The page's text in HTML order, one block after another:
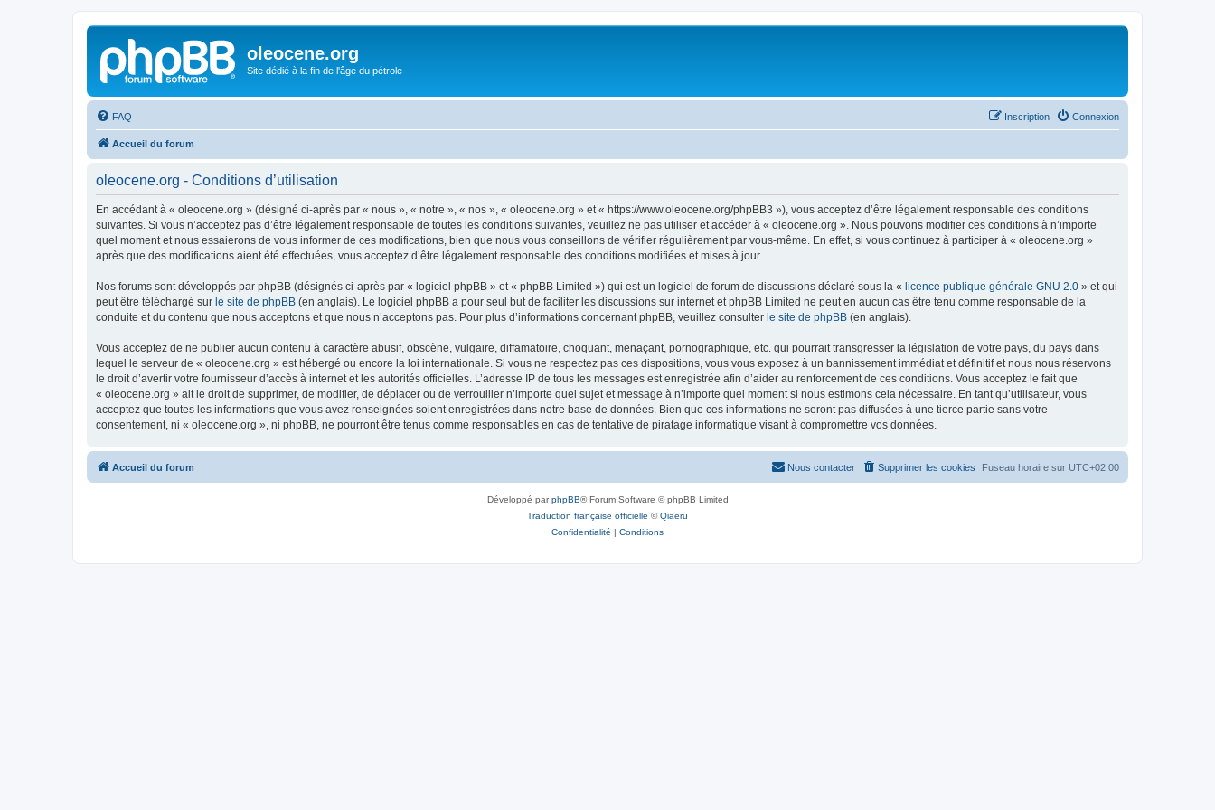
oleocene.org
Site dédié à la fin de l'âge du pétrole
FAQ Connexion
Inscription
Accueil du forum
oleocene.org - Conditions d’utilisation
En accédant à « oleocene.org » (désigné ci-après par « nous », « notre », « nos », « oleocene.org » et « https://www.oleocene.org/phpBB3 »), vous acceptez d’être légalement responsable des conditions
suivantes. Si vous n’acceptez pas d’être légalement responsable de toutes les conditions suivantes, veuillez ne pas utiliser et accéder à « oleocene.org ». Nous pouvons modifier ces conditions à n’importe
quel moment et nous essaierons de vous informer de ces modifications, bien que nous vous conseillons de vérifier régulièrement par vous-même. En effet, si vous continuez à participer à « oleocene.org »
après que des modifications aient été effectuées, vous acceptez d’être légalement responsable des conditions modifiées et mises à jour.
Nos forums sont développés par phpBB (désignés ci-après par « logiciel phpBB » et « phpBB Limited ») qui est un logiciel de forum de discussions déclaré sous la « licence publique générale GNU 2.0 » et qui
peut être téléchargé sur le site de phpBB (en anglais). Le logiciel phpBB a pour seul but de faciliter les discussions sur internet et phpBB Limited ne peut en aucun cas être tenu comme responsable de la
conduite et du contenu que nous acceptons et que nous n’acceptons pas. Pour plus d’informations concernant phpBB, veuillez consulter le site de phpBB (en anglais).
Vous acceptez de ne publier aucun contenu à caractère abusif, obscène, vulgaire, diffamatoire, choquant, menaçant, pornographique, etc. qui pourrait transgresser la législation de votre pays, du pays dans
lequel le serveur de « oleocene.org » est hébergé ou encore la loi internationale. Si vous ne respectez pas ces dispositions, vous vous exposez à un bannissement immédiat et définitif et nous nous réservons
le droit d’avertir votre fournisseur d’accès à internet et les autorités officielles. L’adresse IP de tous les messages est enregistrée afin d’aider au renforcement de ces conditions. Vous acceptez le fait que
« oleocene.org » ait le droit de supprimer, de modifier, de déplacer ou de verrouiller n’importe quel sujet et message à n’importe quel moment si nous estimons cela nécessaire. En tant qu’utilisateur, vous
acceptez que toutes les informations que vous avez renseignées soient enregistrées dans notre base de données. Bien que ces informations ne seront pas diffusées à une tierce partie sans votre
consentement, ni « oleocene.org », ni phpBB, ne pourront être tenus comme responsables en cas de tentative de piratage informatique visant à compromettre vos données.
Accueil du forum Fuseau horaire sur UTC+02:00
Supprimer les cookies
Nous contacter
Développé parphpBB® Forum Software © phpBB Limited
Traduction française officielle ©Qiaeru
Confidentialité | Conditions